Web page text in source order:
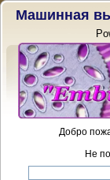
Машинная
Добро
Не